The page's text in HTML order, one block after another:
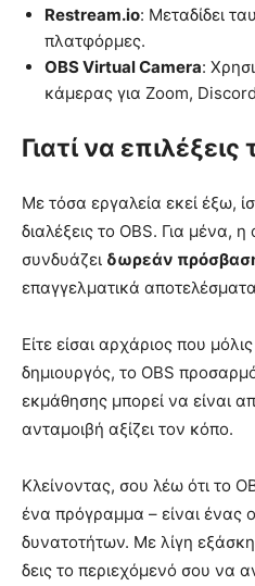
Restream.io: Μεταδίδει
πλατφόρμες.
OBS Virtual Camera:
κάμερας για Zoom,
Γιατί να
Με τόσα εργαλεία εκεί έξω,
διαλέξεις το OBS. Για μένα,
συνδυάζει δωρεάν
επαγγελματικά
Είτε είσαι αρχάριος που
δημιουργός, το OBS
εκμάθησης μπορεί να είναι
ανταμοιβή αξίζει τον κόπο.
Κλείνοντας, σου λέω ότι το
ένα πρόγραμμα – είναι ένας
δυνατοτήτων. Με λίγη
δεις το περιεχόμενό σου να